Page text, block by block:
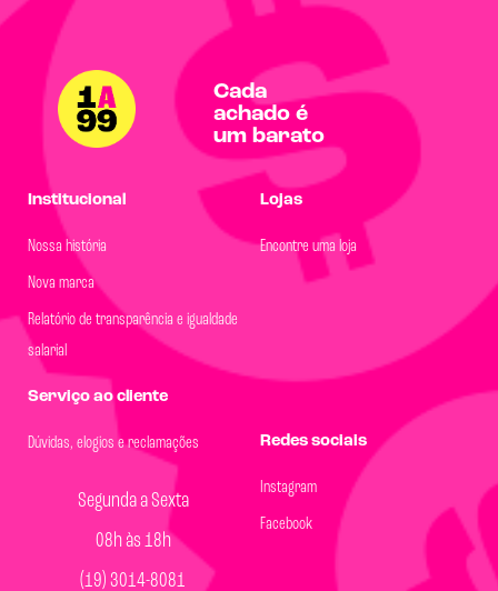
Cada
achado é
um barato
Institucional
Nossa história
Nova marca
Relatório de transparência e igualdade
salarial
Lojas
Encontre uma loja
Serviço ao cliente
Dúvidas, elogios e reclamações
Segunda a Sexta
08h às 18h
(19) 3014-8081
Redes sociais
Instagram
Facebook